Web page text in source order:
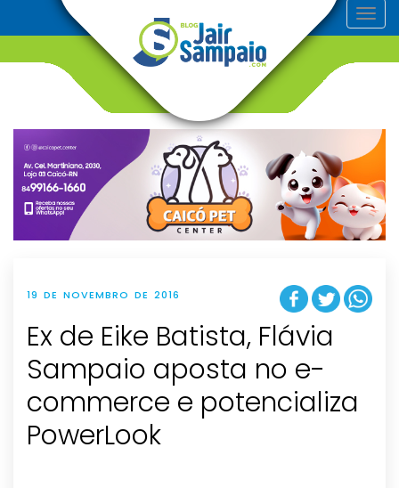
T
o
v
g
t
i
o
n
19 DE NOVEMBRO DE 2016
Ex de Eike Batista, Flávia
Sampaio aposta no e-
commerce e potencializa
PowerLook